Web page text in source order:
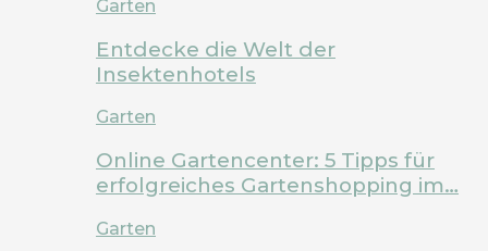
Garten
Entdecke die Welt der
Insektenhotels
Garten
Online Gartencenter: 5 Tipps für
erfolgreiches Gartenshopping im…
Garten